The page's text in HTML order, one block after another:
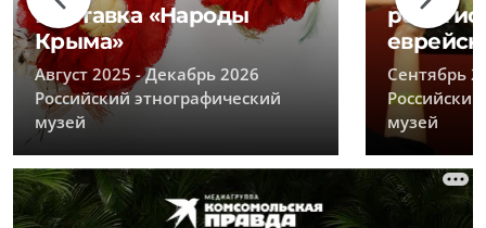
Выставка «Народы
Крыма»
Август 2025 - Декабрь 2026
Российский этнографический
музей
Сентябрь
музей